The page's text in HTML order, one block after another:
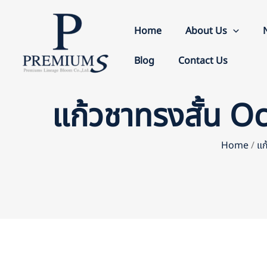
Home About Us
Blog Contact Us
แก้วชาทรงสั้น
Home/ แ